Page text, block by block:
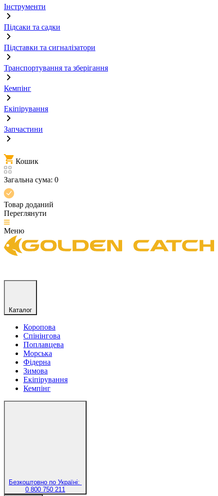
Інструменти
Підсаки та садки
Підставки та сигналізатори
Транспортування та зберігання
Кемпінг
Екіпірування
Запчастини
Кошик
Загальна сума: 0
Товар доданий
Переглянути
Меню
Каталог
Коропова
Спінінгова
Поплавцева
Морська
Фідерна
Зимова
Екіпірування
Кемпінг
Безкоштовно по Україні:
0 800 750 211